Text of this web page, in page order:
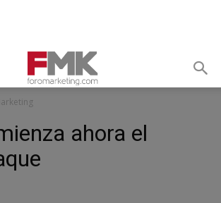
ahora el